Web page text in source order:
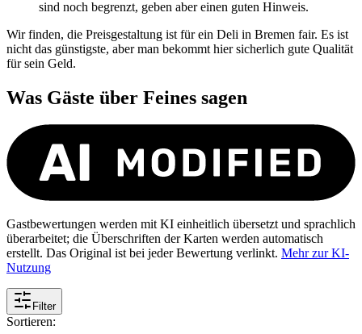
sind noch begrenzt, geben aber einen guten Hinweis.
Wir finden, die Preisgestaltung ist für ein Deli in Bremen fair. Es ist
nicht das günstigste, aber man bekommt hier sicherlich gute Qualität
für sein Geld.
Was Gäste über Feines sagen
Gastbewertungen werden mit KI einheitlich übersetzt und sprachlich
überarbeitet; die Überschriften der Karten werden automatisch
erstellt. Das Original ist bei jeder Bewertung verlinkt. Mehr zur KI-
Nutzung
Filter
Sortieren: